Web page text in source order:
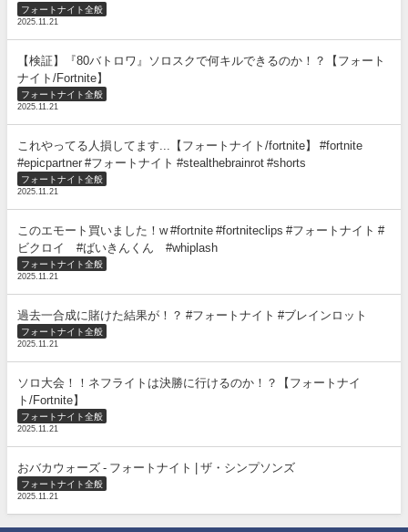
フォートナイト全般
2025.11.21
【検証】『80バトロワ』ソロスクで何キルできるのか！？【フォート
ナイト/Fortnite】
フォートナイト全般
2025.11.21
これやってる人損してます...【フォートナイト/fortnite】 #fortnite
#epicpartner #フォートナイト #stealthebrainrot #shorts
フォートナイト全般
2025.11.21
このエモート買いました！w #fortnite #fortniteclips #フォートナイト #
ビクロイ #ばいきんくん #whiplash
フォートナイト全般
2025.11.21
過去一合成に賭けた結果が！？ #フォートナイト #ブレインロット
フォートナイト全般
2025.11.21
ソロ大会！！ネフライトは決勝に行けるのか！？【フォートナイ
ト/Fortnite】
フォートナイト全般
2025.11.21
おバカウォーズ - フォートナイト | ザ・シンプソンズ
フォートナイト全般
2025.11.21